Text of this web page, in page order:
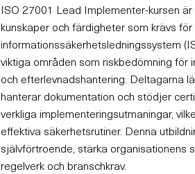
ISO 27001 Lead Implementer-kursen
kunskaper och färdigheter som krävs
informationssäkerhetsledningssystem
viktiga områden som riskbedömning för
och efterlevnadshantering. Deltagarna
hanterar dokumentation och stödjer
verkliga implementeringsutmaningar,
effektiva säkerhetsrutiner. Denna
självförtroende, stärka organisationens
regelverk och branschkrav.